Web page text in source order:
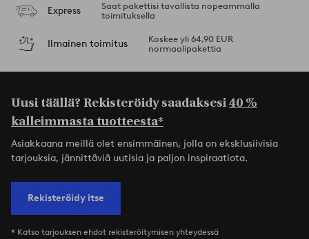
Express
Saat pakettisi tavallista nopeammalla
toimituksella
Ilmainen toimitus
Koskee yli 64,90 EUR
normaalipakettia
Uusi täällä? Rekisteröidy saadaksesi40 %
kalleimmasta tuotteesta*
Asiakkaana meillä olet ensimmäinen, jolla on eksklusiivisia
tarjouksia, jännittäviä uutisia ja paljon inspiraatiota.
Rekisteröidy itse
* Katso tarjouksen ehdot rekisteröitymisen yhteydessä